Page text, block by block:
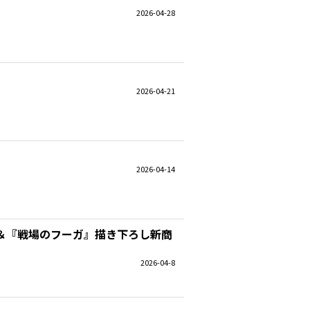
2026-04-28
2026-04-21
2026-04-14
戦場のフーガ』描き下ろし新商
2026-04-8